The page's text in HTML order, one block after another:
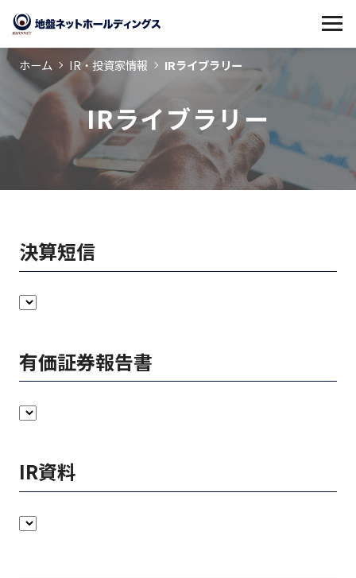
ホーム IR・投資家情報 IRライブラリー
IRライブラリー
決算短信
有価証券報告書
IR資料